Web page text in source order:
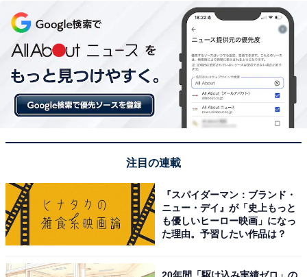
注目の連載
『スパイダーマン：ブランド・
ニュー・デイ』が「史上もっと
も優しいヒーロー映画」になっ
た理由。予習したい作品は？
20年間「駆け込み実績ゼロ」の